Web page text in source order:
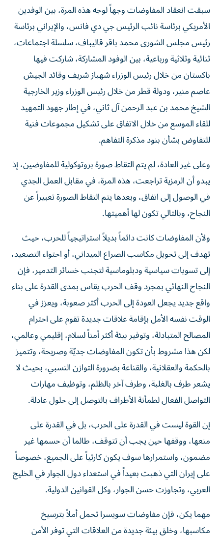
سبقت انعقاد المفاوضات وجهاً لوجه هذه المرة، بين الوفدين
الأمريكي برئاسة نائب الرئيس جي دي فانس، والإيراني برئاسة
رئيس مجلس الشورى محمد باقر قاليباف، سلسلة اجتماعات،
ثنائية وثلاثية ورباعية، بين الوفود المشاركة، شاركت فيها
باكستان من خلال رئيس الوزراء شهباز شريف وقائد الجيش
عاصم منير، ودولة قطر من خلال رئيس الوزراء وزير الخارجية
الشيخ محمد بن عبد الرحمن آل ثاني، في إطار جهود التمهيد
للقاء الموسع من خلال الاتفاق على تشكيل مجموعات فنية
للتفاوض بشأن بنود مذكرة التفاهم.
وعلى غير العادة، لم يتم التقاط صورة بروتوكولية للمفاوضين، إذ
يبدو أن الرمزية تراجعت، هذه المرة، في مقابل العمل الجدي
في الوصول إلى اتفاق، وبعدها يتم التقاط الصورة تعبيراً عن
النجاح، وبالتالي تكون لها أهميتها.
ولأن المفاوضات كانت دائماً بديلاً استراتيجياً للحرب، حيث
تهدف إلى تحويل مكاسب الصراع الميداني، أو احتواء التصعيد،
إلى تسويات سياسية ودبلوماسية لتجنب خسائر التدمير، فإن
النجاح النهائي بمجرد وقف الحرب يقاس بمدى القدرة على بناء
واقع جديد يجعل العودة إلى الحرب أكثر صعوبة، ويعزز في
الوقت نفسه الأمل بإقامة علاقات جديدة تقوم على احترام
المصالح المتبادلة، وتوفير بيئة أكثر أمناً لسلام، إقليمي وعالمي،
لكن هذا مشروط بأن تكون المفاوضات جديّة وصريحة، وتتميز
بالحكمة والعقلانية، والقناعة بضرورة التوازن النسبي، بحيث لا
يشعر طرف بالغلبة، وطرف آخر بالظلم، وتوظيف مهارات
التواصل الفعال لطمأنة الأطراف بالتوصل إلى حلول عادلة.
إن القوة ليست في القدرة على الحرب، بل في القدرة على
منعها، ووقفها حين يجب أن تتوقف، طالما أن حسمها غير
مضمون، واستمرارها سوف يكون كارثياً على الجميع، خصوصاً
على إيران التي ذهبت بعيداً في استعداء دول الجوار في الخليج
العربي، وتجاوزت حسن الجوار، وكل القوانين الدولية.
مهما يكن، فإن مفاوضات سويسرا تحمل أملاً بترسيخ
مكاسبها، وخلق بيئة جديدة من العلاقات التي توفر الأمن